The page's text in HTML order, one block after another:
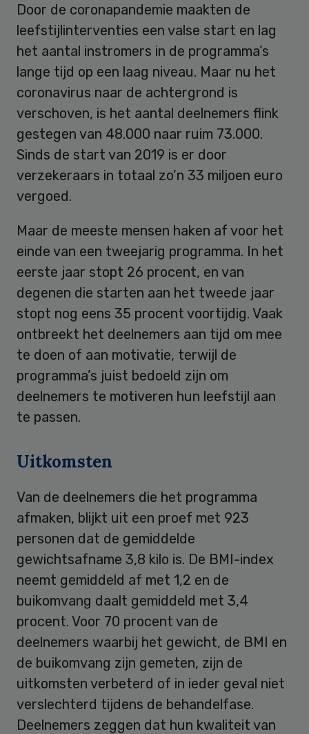
Door de coronapandemie maakten de
leefstijlinterventies een valse start en lag
het aantal instromers in de programma’s
lange tijd op een laag niveau. Maar nu het
coronavirus naar de achtergrond is
verschoven, is het aantal deelnemers flink
gestegen van 48.000 naar ruim 73.000.
Sinds de start van 2019 is er door
verzekeraars in totaal zo’n 33 miljoen euro
vergoed.
Maar de meeste mensen haken af voor het
einde van een tweejarig programma. In het
eerste jaar stopt 26 procent, en van
degenen die starten aan het tweede jaar
stopt nog eens 35 procent voortijdig. Vaak
ontbreekt het deelnemers aan tijd om mee
te doen of aan motivatie, terwijl de
programma’s juist bedoeld zijn om
deelnemers te motiveren hun leefstijl aan
te passen.
Uitkomsten
Van de deelnemers die het programma
afmaken, blijkt uit een proef met 923
personen dat de gemiddelde
gewichtsafname 3,8 kilo is. De BMI-index
neemt gemiddeld af met 1,2 en de
buikomvang daalt gemiddeld met 3,4
procent. Voor 70 procent van de
deelnemers waarbij het gewicht, de BMI en
de buikomvang zijn gemeten, zijn de
uitkomsten verbeterd of in ieder geval niet
verslechterd tijdens de behandelfase.
Deelnemers zeggen dat hun kwaliteit van